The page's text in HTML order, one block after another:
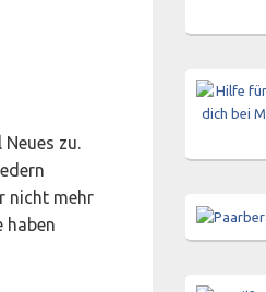
zu.
nicht mehr
haben
der 5. und 6. Klassen in